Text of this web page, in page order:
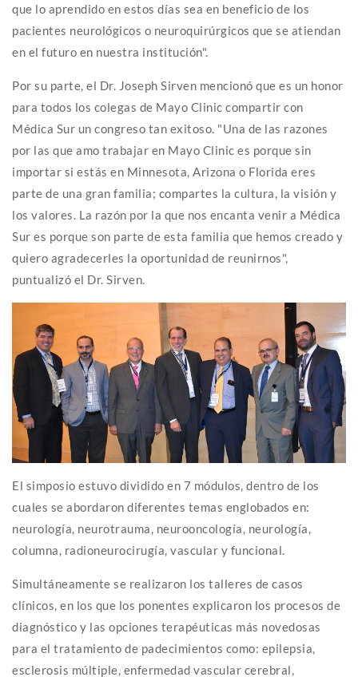
que lo aprendido en estos días sea en beneficio de los
pacientes neurológicos o neuroquirúrgicos que se atiendan
en el futuro en nuestra institución".
Por su parte, el Dr. Joseph Sirven mencionó que es un honor
para todos los colegas de Mayo Clinic compartir con
Médica Sur un congreso tan exitoso. "Una de las razones
por las que amo trabajar en Mayo Clinic es porque sin
importar si estás en Minnesota, Arizona o Florida eres
parte de una gran familia; compartes la cultura, la visión y
los valores. La razón por la que nos encanta venir a Médica
Sur es porque son parte de esta familia que hemos creado y
quiero agradecerles la oportunidad de reunirnos",
puntualizó el Dr. Sirven.
El simposio estuvo dividido en 7 módulos, dentro de los
cuales se abordaron diferentes temas englobados en:
neurología, neurotrauma, neurooncología, neurología,
columna, radioneurocirugía, vascular y funcional.
Simultáneamente se realizaron los talleres de casos
clínicos, en los que los ponentes explicaron los procesos de
diagnóstico y las opciones terapéuticas más novedosas
para el tratamiento de padecimientos como: epilepsia,
esclerosis múltiple, enfermedad vascular cerebral,